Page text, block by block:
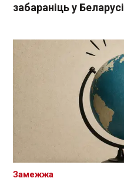
забараніць у Беларусі
Замежжа